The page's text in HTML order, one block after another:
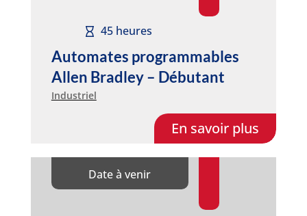
45 heures
Automates programmables
Allen Bradley – Débutant
Industriel
En savoir plus
Date à venir